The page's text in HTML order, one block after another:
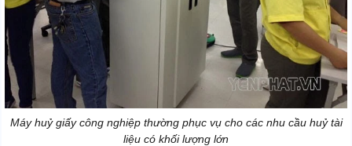
Máy huỷ giấy công nghiệp thường phục vụ cho các nhu cầu huỷ tài
liệu có khối lượng lớn